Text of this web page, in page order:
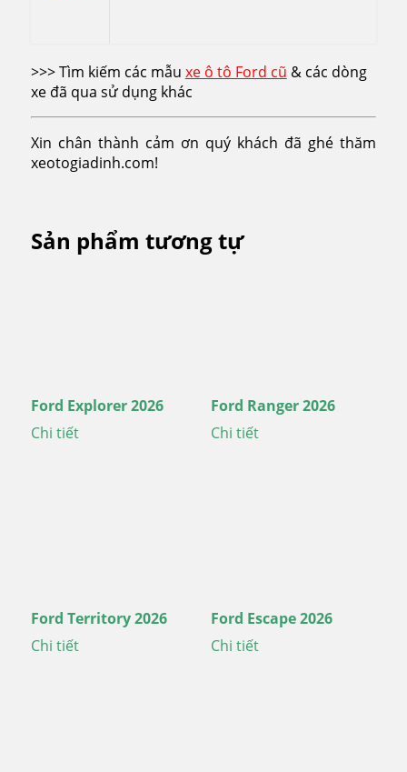
>>> Tìm kiếm các mẫu xe ô tô Ford cũ & các dòng
xe đã qua sử dụng khác
Xin chân thành cảm ơn quý khách đã ghé thăm
xeotogiadinh.com!
Sản phẩm tương tự
Ford Explorer 2026
Chi tiết
Ford Ranger 2026
Chi tiết
Ford Territory 2026
Chi tiết
Ford Escape 2026
Chi tiết